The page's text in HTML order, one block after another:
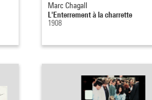
Marc Chagall
L'Enterrement à la charrette
1908